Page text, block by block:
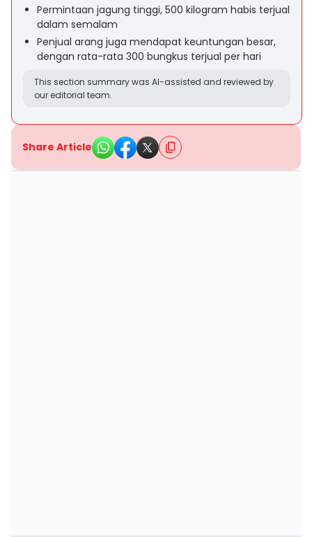
Permintaan jagung tinggi, 500 kilogram habis terjual
dalam semalam
Penjual arang juga mendapat keuntungan besar,
dengan rata-rata 300 bungkus terjual per hari
This section summary was AI-assisted and reviewed by
our editorial team.
Share Article